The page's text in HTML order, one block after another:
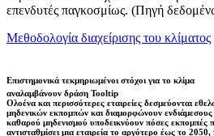
επενδυτές παγκοσμίως. (Πηγή
Μεθοδολογία διαχείρισης του κλίματος
Επιστημονικά τεκμηριωμένοι στόχοι για το κλίμα
αναλαμβάνουν δράση Tooltip
Ολοένα και περισσότερες εταιρείες δεσμεύονται
μηδενικών εκπομπών και διαμορφώνουν ενδιάμεσους
καθαρού μηδενισμού υποδεικνύουν πόσες εκπομπές
αντισταθμίσει μια εταιρεία το αργότερο έως το